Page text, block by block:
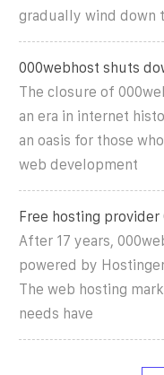
gradually wind down
000webhost shuts
The closure of
an era in internet
an oasis for those
web development
Free hosting
After 17 years,
powered by
The web hosting
needs have